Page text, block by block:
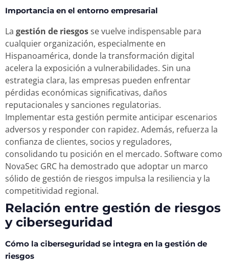
Importancia en el entorno empresarial
La gestión de riesgosse vuelve indispensable para
cualquier organización, especialmente en
Hispanoamérica, donde la transformación digital
acelera la exposición a vulnerabilidades. Sin una
estrategia clara, las empresas pueden enfrentar
pérdidas económicas significativas, daños
reputacionales y sanciones regulatorias.
Implementar esta gestión permite anticipar escenarios
adversos y responder con rapidez. Además, refuerza la
confianza de clientes, socios y reguladores,
consolidando tu posición en el mercado. Software como
NovaSec GRC ha demostrado que adoptar un marco
sólido de gestión de riesgos impulsa la resiliencia y la
competitividad regional.
Relación entre gestión de riesgos
y ciberseguridad
Cómo la ciberseguridad se integra en la gestión de
riesgos